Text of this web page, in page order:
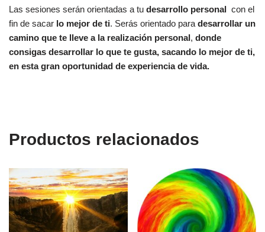
Las sesiones serán orientadas a tu desarrollo personal con el
fin de sacar lo mejor de ti. Serás orientado para desarrollar un
camino que te lleve a la realización personal, donde
consigas desarrollar lo que te gusta, sacando lo mejor de ti,
en esta gran oportunidad de experiencia de vida.
Productos relacionados